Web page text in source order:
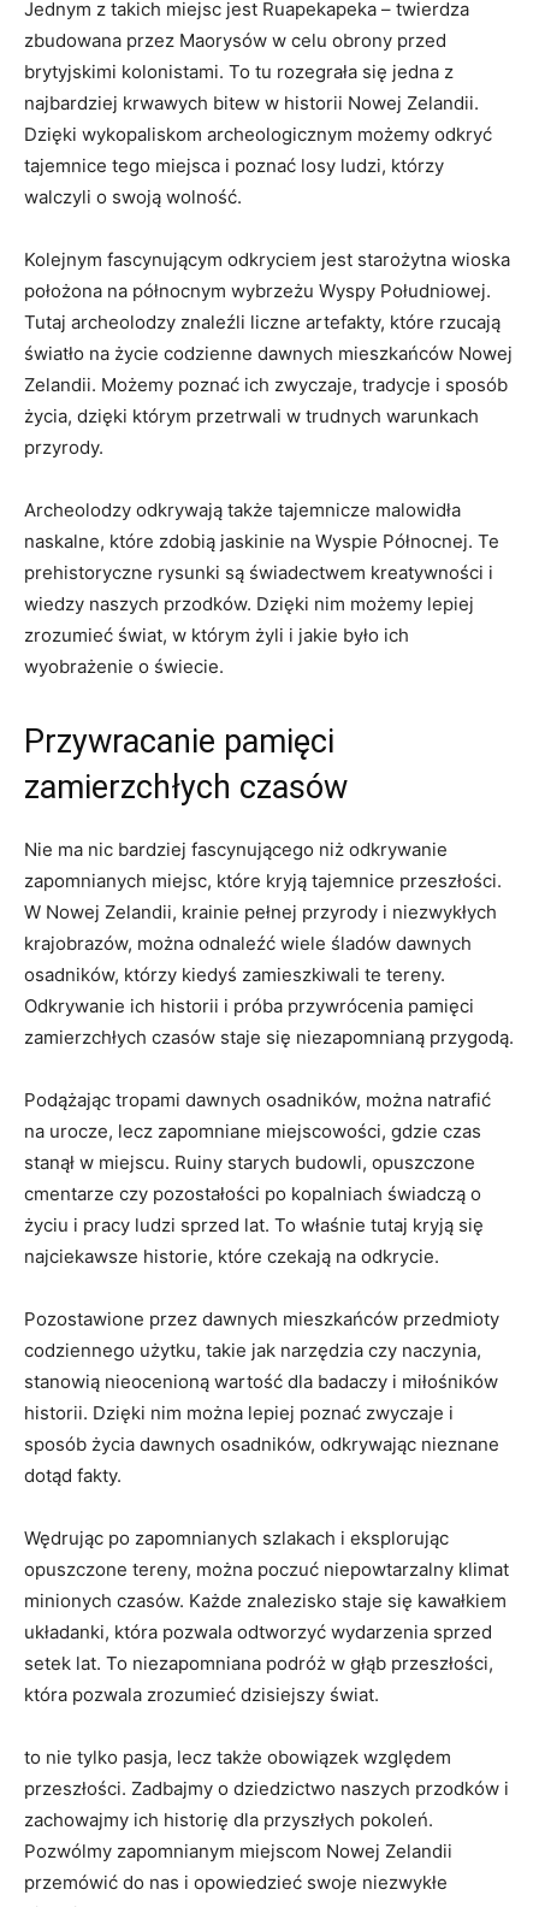
Jednym⁢ z takich miejsc jest Ruapekapeka – twierdza
zbudowana⁤ przez Maorysów⁤ w celu ‍obrony ‌przed​
brytyjskimi kolonistami. To ​tu rozegrała się jedna z
najbardziej krwawych ⁤bitew w historii Nowej Zelandii. ​
Dzięki​ wykopaliskom archeologicznym możemy odkryć
tajemnice tego miejsca i poznać⁤ losy ludzi, którzy
walczyli ‍o swoją wolność.
Kolejnym fascynującym odkryciem jest starożytna⁢ wioska
położona na północnym wybrzeżu Wyspy Południowej.
Tutaj archeolodzy znaleźli liczne artefakty, które rzucają⁣
światło na życie codzienne dawnych mieszkańców Nowej
⁤Zelandii. ‌Możemy poznać ich zwyczaje, tradycje i sposób
życia,‌ dzięki którym przetrwali w trudnych‍ warunkach⁣
przyrody.
Archeolodzy odkrywają także‍ tajemnicze malowidła ​
naskalne, ‍które​ zdobią jaskinie na Wyspie Północnej. Te
‍prehistoryczne rysunki są świadectwem ​kreatywności i
wiedzy naszych przodków. Dzięki nim możemy lepiej
zrozumieć świat, ‌w którym żyli i jakie było ich​
wyobrażenie o świecie.
Przywracanie pamięci
zamierzchłych czasów
Nie ma nic​ bardziej fascynującego ‌niż odkrywanie
zapomnianych miejsc, które kryją tajemnice przeszłości.
W Nowej Zelandii, krainie pełnej przyrody i niezwykłych
‍krajobrazów, można⁣ odnaleźć wiele śladów dawnych
⁤osadników, którzy kiedyś zamieszkiwali te tereny.
Odkrywanie​ ich historii i⁢ próba przywrócenia pamięci
zamierzchłych ‌czasów staje się niezapomnianą przygodą.
Podążając tropami⁣ dawnych osadników, można​ natrafić‍
na​ urocze, ⁣lecz zapomniane miejscowości, gdzie czas
stanął w miejscu. Ruiny starych budowli, opuszczone
cmentarze‍ czy pozostałości po⁤ kopalniach ‍świadczą o
życiu i⁣ pracy ludzi sprzed lat. To właśnie tutaj kryją się
⁣najciekawsze historie, które czekają na odkrycie.
Pozostawione przez​ dawnych mieszkańców⁣ przedmioty
codziennego użytku, takie jak narzędzia czy naczynia,
⁣stanowią nieocenioną​ wartość dla‍ badaczy i ​miłośników
historii. Dzięki nim ‍można lepiej poznać​ zwyczaje i
sposób życia dawnych osadników, ⁤odkrywając nieznane
dotąd fakty.
Wędrując po ​zapomnianych ⁣szlakach i eksplorując
opuszczone tereny,⁣ można poczuć niepowtarzalny klimat
minionych czasów. Każde znalezisko staje się kawałkiem
układanki,‍ która pozwala ⁣odtworzyć wydarzenia sprzed
setek lat. To niezapomniana⁤ podróż w głąb⁢ przeszłości,
która pozwala zrozumieć dzisiejszy świat.
to nie tylko pasja, lecz‌ także obowiązek względem⁢
przeszłości. Zadbajmy o dziedzictwo naszych ​przodków i
zachowajmy ich ‍historię dla przyszłych pokoleń.
Pozwólmy zapomnianym miejscom Nowej Zelandii ​
przemówić do nas⁢ i opowiedzieć swoje ⁣niezwykłe